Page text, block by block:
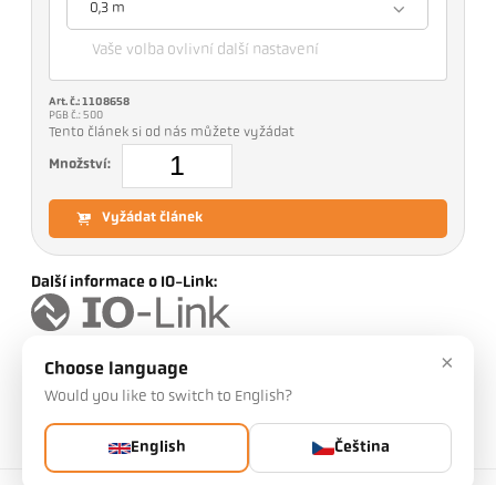
0,3 m
Vaše volba ovlivní další nastavení
Art. č.: 1108658
PGB č.: 500
Tento článek si od nás můžete vyžádat
Množství:
Vyžádat článek
Další informace o IO-Link:
Verze
CellaTemp PR 11 AF 1
Rozsah měření
0 - 1000 °C
Měřicí pole
11 mm
×
Choose language
Would you like to switch to English?
English Čeština